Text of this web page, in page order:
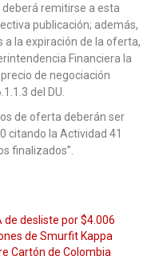
remitirse a esta
publicación; además,
a la expiración de la oferta,
Financiera la
de negociación
del DU.
de oferta deberán ser
citando la Actividad 41
finalizados”.
de desliste por $4.006
de Smurfit Kappa
Cartón de Colombia